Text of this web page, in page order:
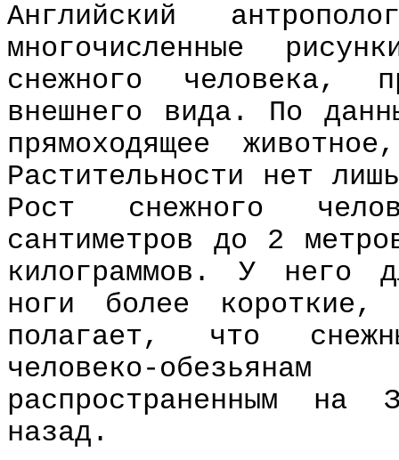
Английский
многочисленные
снежного человека,
внешнего вида. По
прямоходящее
Растительности нет
Рост снежного
сантиметров до 2
килограммов. У него
ноги более
полагает, что
человеко-
распространенным
назад.